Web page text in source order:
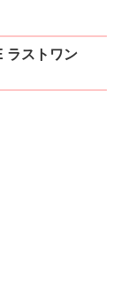
ラストワン